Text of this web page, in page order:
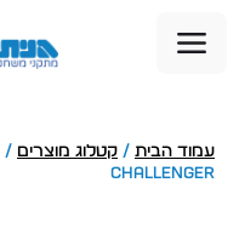
עמוד הבית / קטלוג מוצרים
CHALLENGER